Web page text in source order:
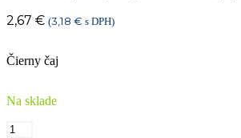
2,67 € (3,18 € s DPH)
Čierny čaj
Na sklade
množstvo